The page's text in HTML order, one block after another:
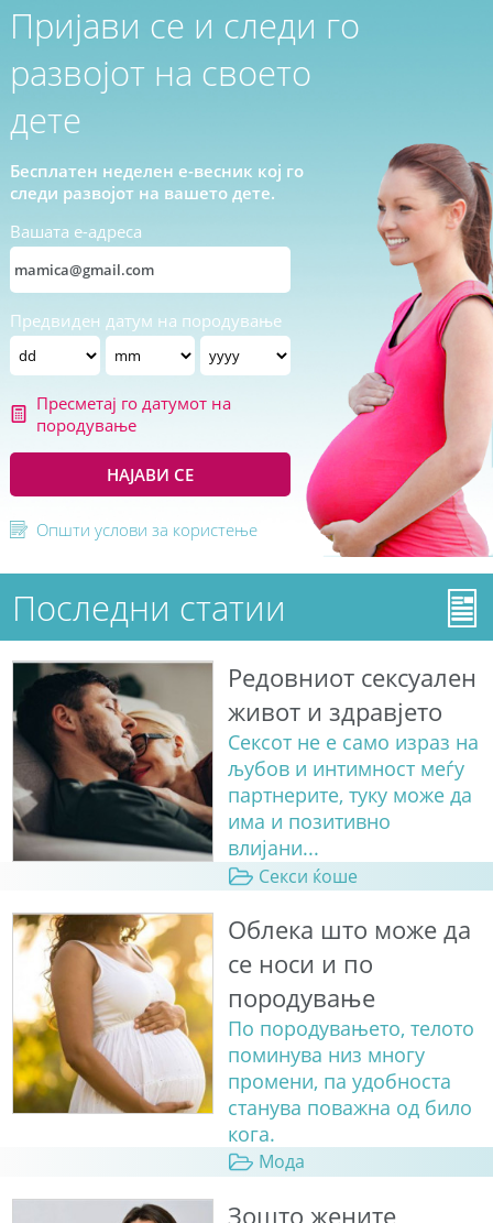
Пријави се и следи го
развојот на своето
дете
Бесплатен неделен е-весник кој го
следи развојот на вашето дете.
Вашата е-адреса
Предвиден датум на породување
Пресметај го датумот на
породување
НАЈАВИ СЕ
Општи услови за користење
Последни статии
Редовниот сексуален
живот и здравјето
Сексот не е само израз на
љубов и интимност меѓу
партнерите, туку може да
има и позитивно
влијани...
Секси ќоше
Облека што може да
се носи и по
породување
По породувањето, телото
поминува низ многу
промени, па удобноста
станува поважна од било
кога.
Мода
Зошто жените